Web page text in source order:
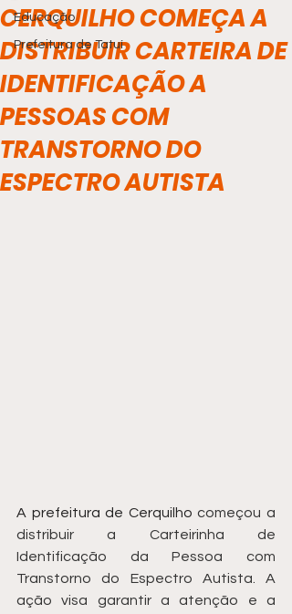
Educação
Prefeitura de Tatuí
CERQUILHO COMEÇA A
DISTRIBUIR CARTEIRA DE
IDENTIFICAÇÃO A
PESSOAS COM
TRANSTORNO DO
ESPECTRO AUTISTA
A prefeitura de Cerquilho começou a
distribuir a Carteirinha de
Identificação da Pessoa com
Transtorno do Espectro Autista. A
ação visa garantir a atenção e a